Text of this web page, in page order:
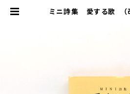
ミニ詩集 愛する歌 （